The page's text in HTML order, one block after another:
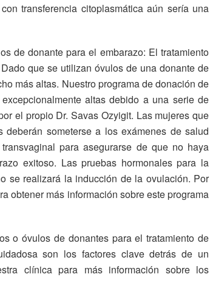
transferencia citoplasmática aún sería una
de donante para el embarazo: El tratamiento
que se utilizan óvulos de una donante de
más altas. Nuestro programa de donación de
altas debido a una serie de
el propio Dr. Savas Ozyigit. Las mujeres que
someterse a los exámenes de salud
para asegurarse de que no haya
exitoso. Las pruebas hormonales para la
se realizará la inducción de la ovulación. Por
obtener más información sobre este programa
o óvulos de donantes para el tratamiento de
son los factores clave detrás de un
clínica para más información sobre los